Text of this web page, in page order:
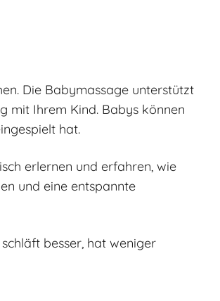
Die Babymassage unterstützt
mit Ihrem Kind. Babys können
hat.
erlernen und erfahren, wie
und eine entspannte
besser, hat weniger